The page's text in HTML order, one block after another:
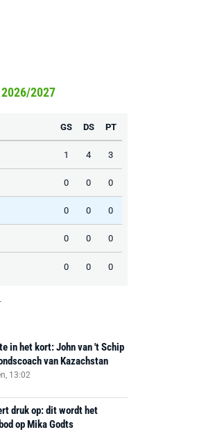
F50 Messi Elite Firm
Ground Boots Kids
2027
GS DS PT
1 4 3
0 0 0
0 0 0
0 0 0
0 0 0
in het kort: John van 't Schip
van Kazachstan
13:02
druk op: dit wordt het
op Mika Godts